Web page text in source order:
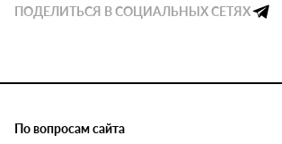
ПОДЕЛИТЬСЯ В СОЦИАЛЬНЫХ СЕТЯХ
По вопросам сайта